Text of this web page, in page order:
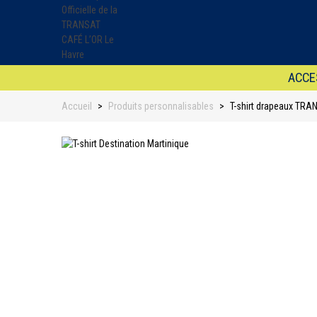
Accueil > Produits personnalisables > T-shirt drapeaux